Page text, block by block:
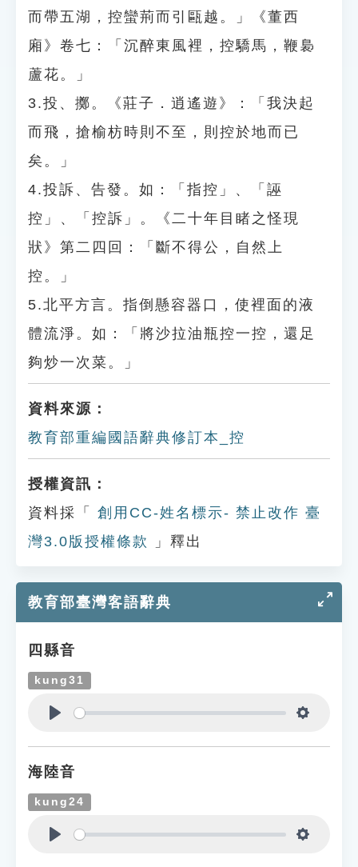
而帶五湖，控蠻荊而引甌越。」《董西
廂》卷七：「沉醉東風裡，控驕馬，鞭裊
蘆花。」
3.投、擲。《莊子．逍遙遊》：「我決起
而飛，搶榆枋時則不至，則控於地而已
矣。」
4.投訴、告發。如：「指控」、「誣
控」、「控訴」。《二十年目睹之怪現
狀》第二四回：「斷不得公，自然上
控。」
5.北平方言。指倒懸容器口，使裡面的液
體流淨。如：「將沙拉油瓶控一控，還足
夠炒一次菜。」
資料來源：
教育部重編國語辭典修訂本_控
授權資訊：
資料採「
創用CC-姓名標示- 禁止改作 臺
灣3.0版授權條款
」釋出
教育部臺灣客語辭典
四縣音
kung31
海陸音
kung24